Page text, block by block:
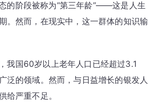
的阶段被称为“第三年龄”——这是人生
。然而，在现实中，这一群体的知识输
我国60岁以上老年人口已经超过3.1
泛的领域。然而，与日益增长的银发人
给严重不足。